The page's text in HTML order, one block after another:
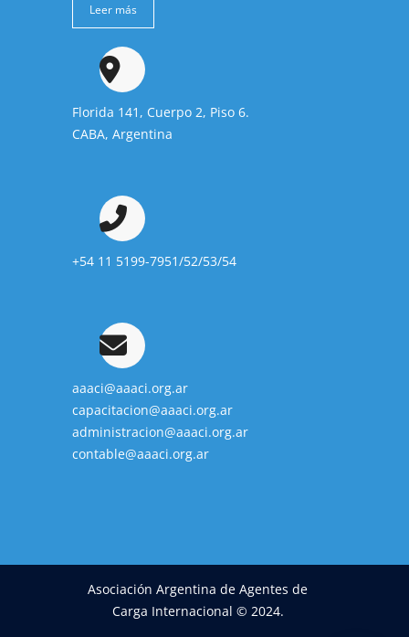
Leer más
Florida 141, Cuerpo 2, Piso 6.
CABA, Argentina
+54 11 5199-7951/52/53/54
aaaci@aaaci.org.ar
capacitacion@aaaci.org.ar
administracion@aaaci.org.ar
contable@aaaci.org.ar
Asociación Argentina de Agentes de
Carga Internacional © 2024.